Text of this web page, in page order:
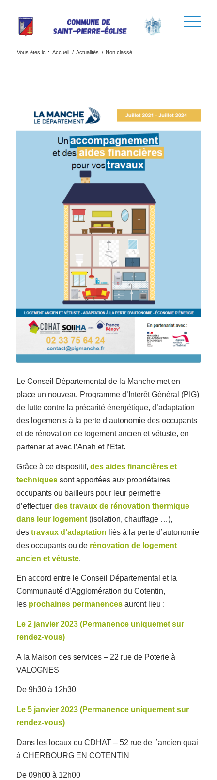
Vous êtes ici : Accueil / Actualités / Non classé
Le Conseil Départemental de la Manche met en
place un nouveau Programme d’Intérêt Général (PIG)
de lutte contre la précarité énergétique, d’adaptation
des logements à la perte d’autonomie des occupants
et de rénovation de logement ancien et vétuste, en
partenariat avec l’Anah et l’Etat.
Grâce à ce dispositif, des aides financières et
techniquessont apportées aux propriétaires
occupants ou bailleurs pour leur permettre
d’effectuer des travaux de rénovation thermique
dans leur logement(isolation, chauffage …),
des travaux d’adaptation liés à la perte d’autonomie
des occupants ou de rénovation de logement
ancien et vétuste.
En accord entre le Conseil Départemental et la
Communauté d’Agglomération du Cotentin,
les prochaines permanencesauront lieu :
Le 2 janvier 2023 (Permanence uniquemet sur
rendez-vous)
A la Maison des services – 22 rue de Poterie à
VALOGNES
De 9h30 à 12h30
Le 5 janvier 2023 (Permanence uniquement sur
rendez-vous)
Dans les locaux du CDHAT – 52 rue de l’ancien quai
à CHERBOURG EN COTENTIN
De 09h00 à 12h00